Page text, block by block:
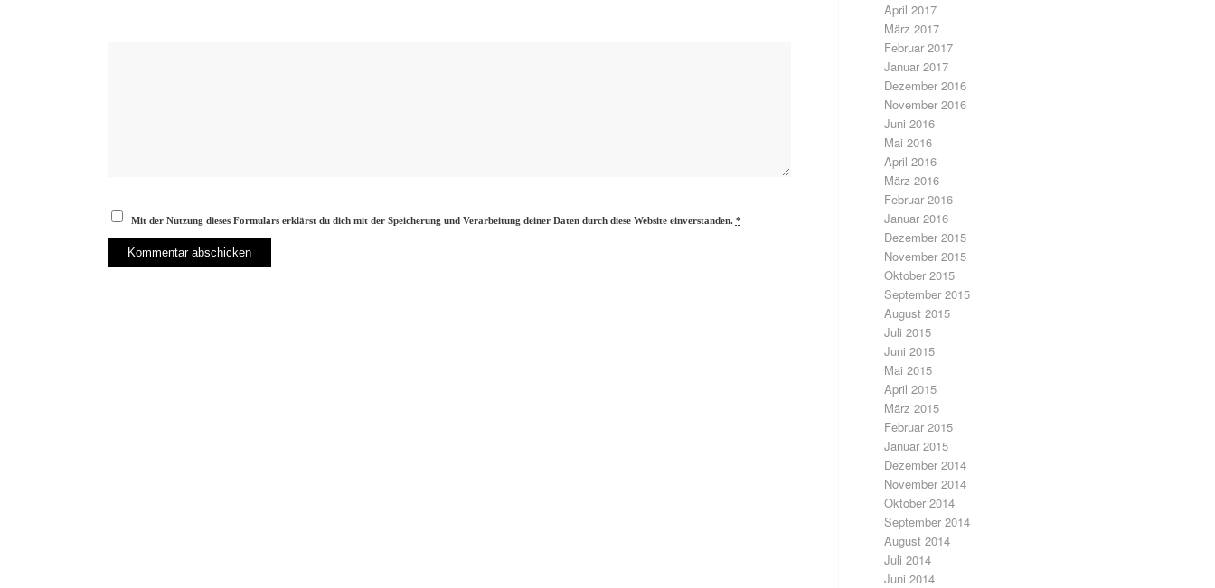
Mit der Nutzung dieses Formulars erklärst du dich mit der Speicherung und Verarbeitung deiner Daten durch diese Website einverstanden. *
April 2017
März 2017
Februar 2017
Januar 2017
Dezember 2016
November 2016
Juni 2016
Mai 2016
April 2016
März 2016
Februar 2016
Januar 2016
Dezember 2015
November 2015
Oktober 2015
September 2015
August 2015
Juli 2015
Juni 2015
Mai 2015
April 2015
März 2015
Februar 2015
Januar 2015
Dezember 2014
November 2014
Oktober 2014
September 2014
August 2014
Juli 2014
Juni 2014